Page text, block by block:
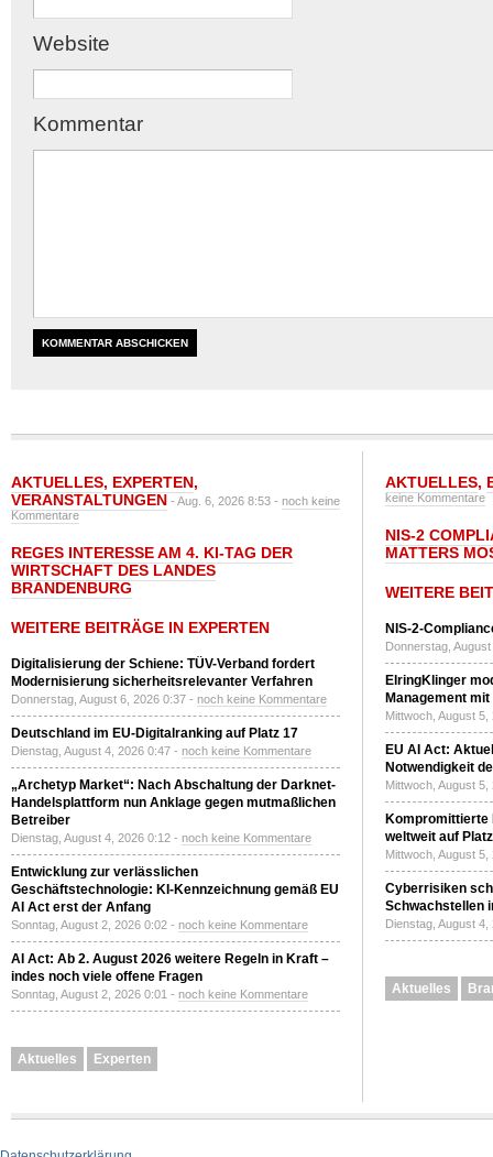
Website
Kommentar
AKTUELLES, EXPERTEN,
VERANSTALTUNGEN - Aug. 6, 2026 8:53 - noch keine
Kommentare
REGES INTERESSE AM 4. KI-TAG DER
WIRTSCHAFT DES LANDES
BRANDENBURG
WEITERE BEITRÄGE IN EXPERTEN
Digitalisierung der Schiene: TÜV-Verband fordert
Modernisierung sicherheitsrelevanter Verfahren
Donnerstag, August 6, 2026 0:37 - noch keine Kommentare
Deutschland im EU-Digitalranking auf Platz 17
Dienstag, August 4, 2026 0:47 - noch keine Kommentare
„Archetyp Market“: Nach Abschaltung der Darknet-
Handelsplattform nun Anklage gegen mutmaßlichen
Betreiber
Dienstag, August 4, 2026 0:12 - noch keine Kommentare
Entwicklung zur verlässlichen
Geschäftstechnologie: KI-Kennzeichnung gemäß EU
AI Act erst der Anfang
Sonntag, August 2, 2026 0:02 - noch keine Kommentare
AI Act: Ab 2. August 2026 weitere Regeln in Kraft –
indes noch viele offene Fragen
Sonntag, August 2, 2026 0:01 - noch keine Kommentare
Aktuelles Experten
AKTUELLES,
keine Kommentare
NIS-2
MATTERS
WEITERE
NIS-2-
Donnerstag,
ElringKlinger
Management
Mittwoch, August
EU AI Act:
Notwendigkeit
Mittwoch, August
Kompromittierte
weltweit auf
Mittwoch, August
Cyberrisiken
Schwachstellen
Dienstag, August
Aktuelles